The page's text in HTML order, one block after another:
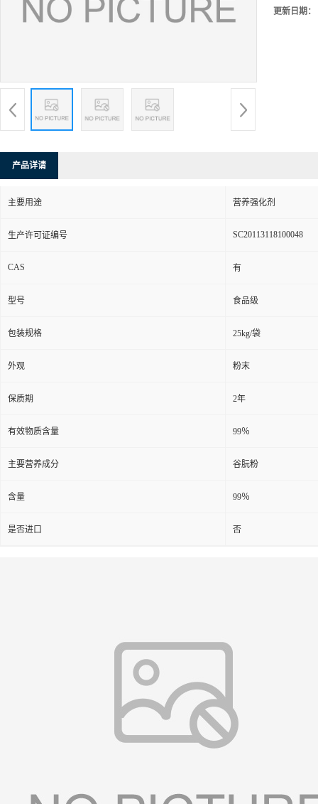
更新日期：
产品详请
主要用途 营养强化剂
生产许可证编号 SC20113118100048
CAS 有
型号 食品级
包装规格 25kg/袋
外观 粉末
保质期 2年
有效物质含量 99％
主要营养成分 谷朊粉
含量 99％
是否进口 否